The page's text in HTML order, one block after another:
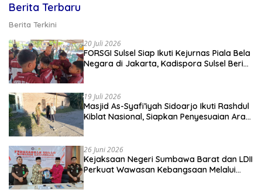
Berita Terbaru
Berita Terkini
20 Juli 2026
FORSGI Sulsel Siap Ikuti Kejurnas Piala Bela
Negara di Jakarta, Kadispora Sulsel Beri
19 Juli 2026
Masjid As-Syafi’iyah Sidoarjo Ikuti Rashdul
Kiblat Nasional, Siapkan Penyesuaian Arah
26 Juni 2026
Kejaksaan Negeri Sumbawa Barat dan LDII
Perkuat Wawasan Kebangsaan Melalui